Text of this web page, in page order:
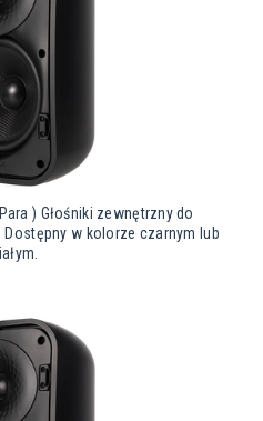
) Głośniki zewnętrzny do
w kolorze czarnym lub